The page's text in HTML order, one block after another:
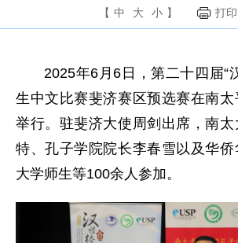
【 中 大 小 】 打印
2025年6月6日，第二十四届“
生中文比赛斐济赛区预选赛在南太
举行。驻斐济大使周剑出席，南
特、孔子学院院长李春雪以及华
大学师生等100余人参加。